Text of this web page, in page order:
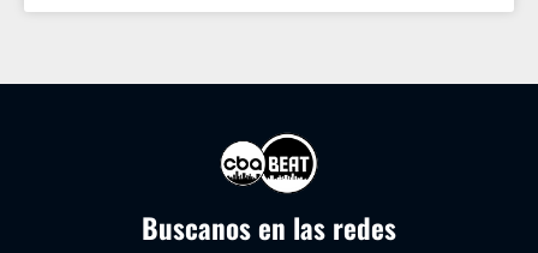
Buscanos en las redes